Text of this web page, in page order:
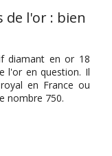
de l'or : bien
diamant en or 18
l'or en question. Il
en France ou
nombre 750.